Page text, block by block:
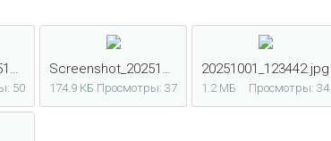
Screenshot_20251001_110650_FORScan Lite.jpg
50
Screenshot_20251001_110636_FORScan Lite.jpg
174.9 КБ Просмотры: 37
20251001_123442.jpg
1.2 МБ Просмотры: 34